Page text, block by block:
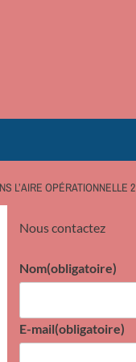
L’AIRE OPÉRATIONNELLE 2
Nous contactez
Nom(obligatoire)
E-mail(obligatoire)